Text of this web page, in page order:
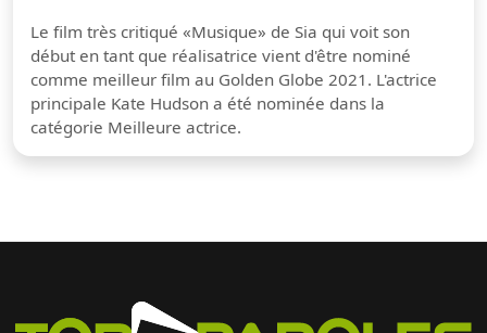
Le film très critiqué «Musique» de Sia qui voit son
début en tant que réalisatrice vient d'être nominé
comme meilleur film au Golden Globe 2021. L'actrice
principale Kate Hudson a été nominée dans la
catégorie Meilleure actrice.